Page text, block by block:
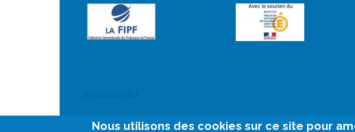
page
Se connecter
Nous utilisons des cookies sur ce site pour